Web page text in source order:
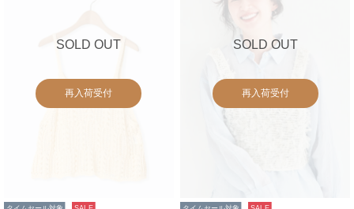
SOLD OUT
再入荷受付
SOLD OUT
再入荷受付